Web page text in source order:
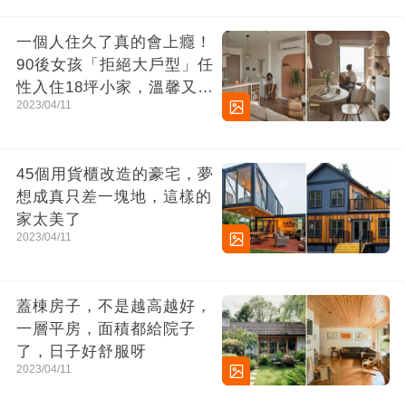
一個人住久了真的會上癮！
90後女孩「拒絕大戶型」任
性入住18坪小家，溫馨又舒
適簡直太完美
2023/04/11
45個用貨櫃改造的豪宅，夢
想成真只差一塊地，這樣的
家太美了
2023/04/11
蓋棟房子，不是越高越好，
一層平房，面積都給院子
了，日子好舒服呀
2023/04/11